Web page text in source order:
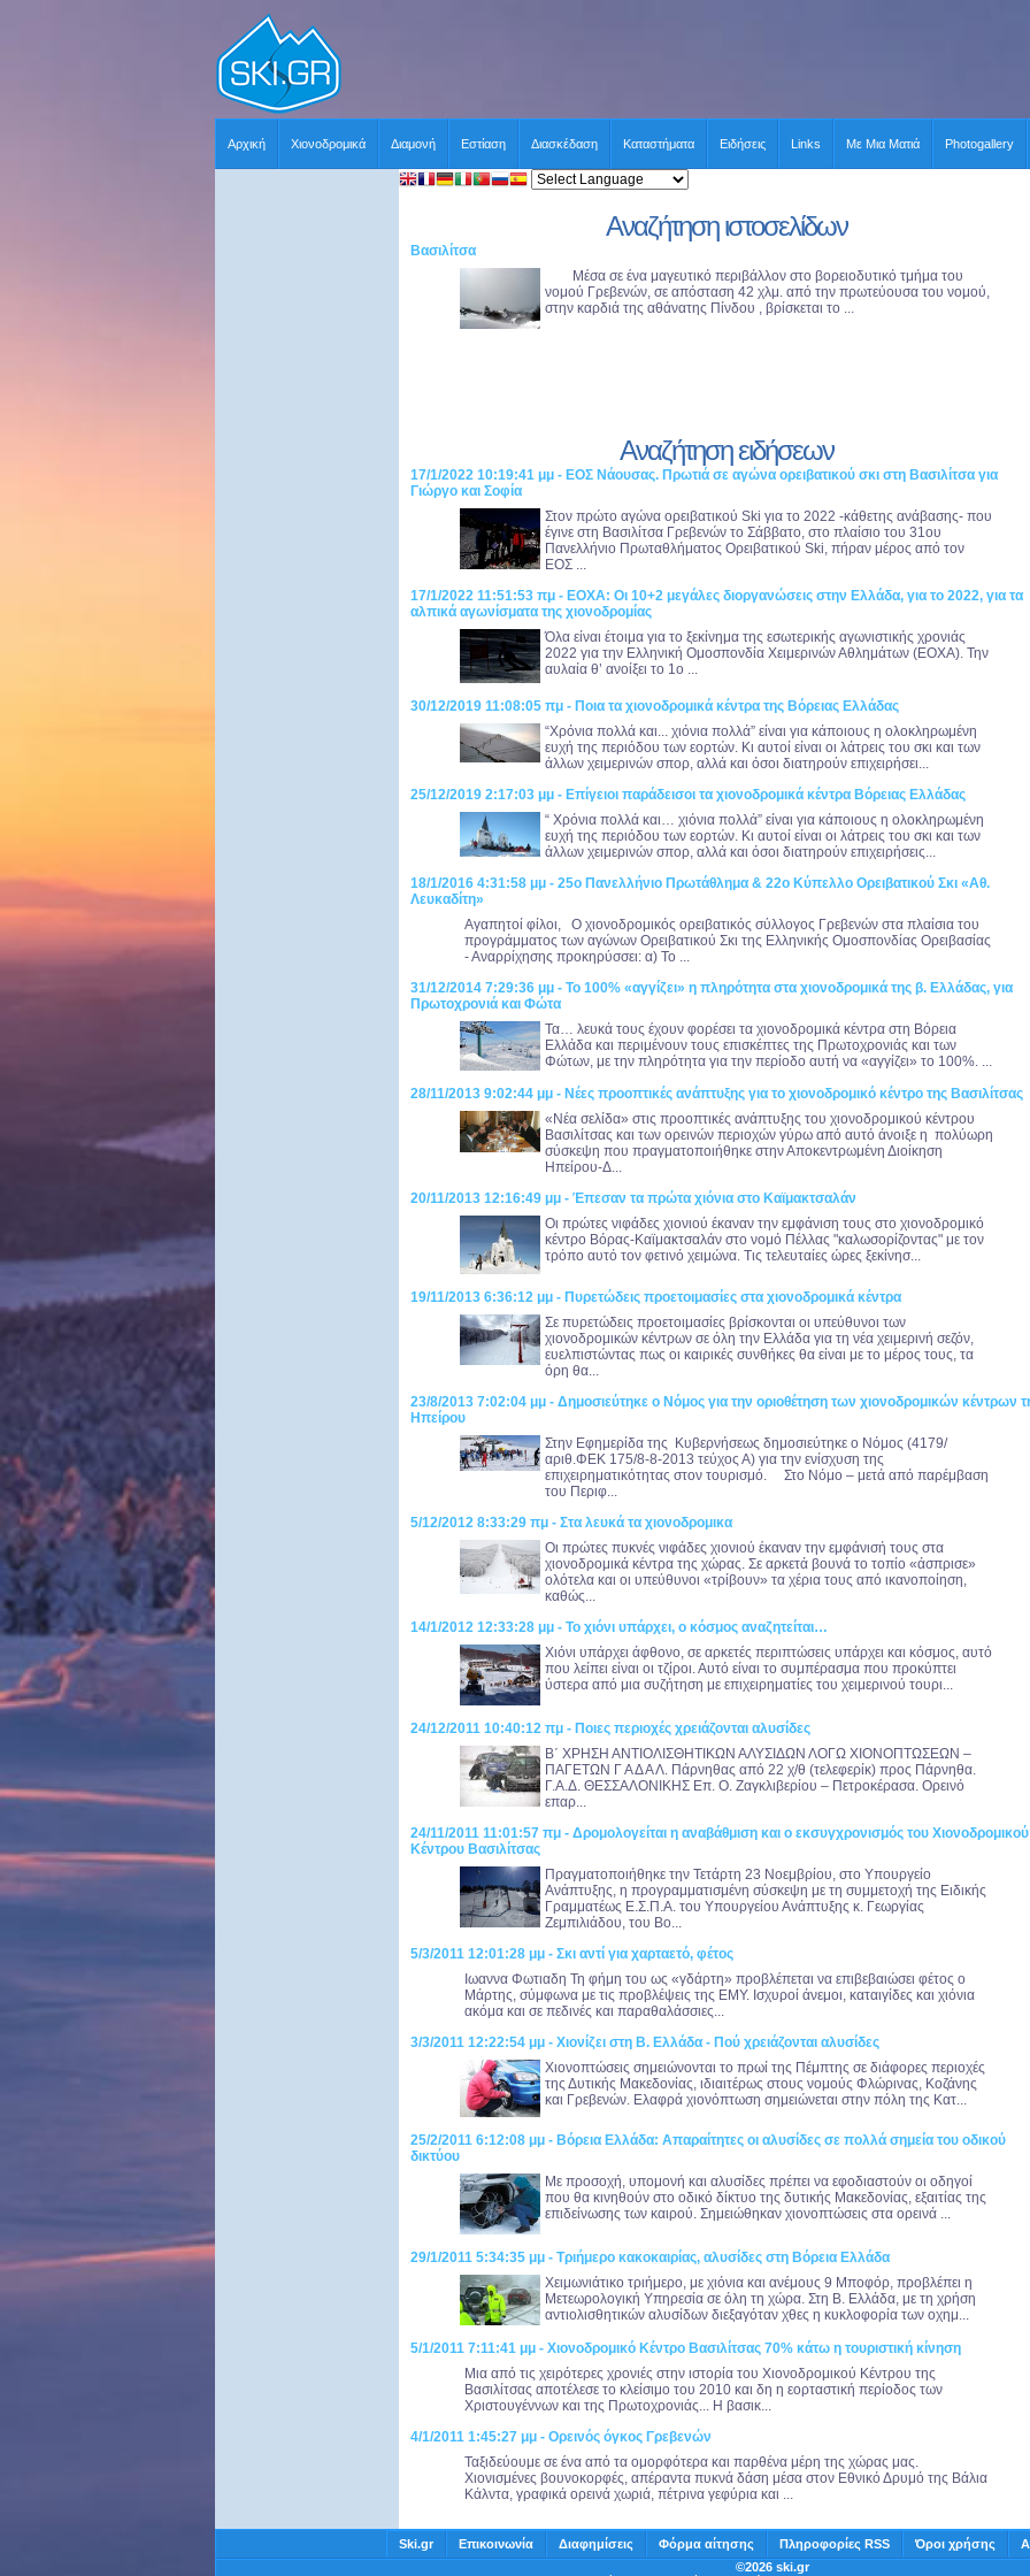
Αρχική Χιονοδρομικά Διαμονή Εστίαση Διασκέδαση Καταστήματα Ειδήσεις Links Με Μια Ματιά Photogallery
Αναζήτηση ιστοσελίδων
Βασιλίτσα
Μέσα σε ένα μαγευτικό περιβάλλον στο βορειοδυτικό τμήμα του
νομού Γρεβενών, σε απόσταση 42 χλμ. από την πρωτεύουσα του νομού,
στην καρδιά της αθάνατης Πίνδου , βρίσκεται το ...
Αναζήτηση ειδήσεων
17/1/2022 10:19:41 μμ - ΕΟΣ Νάουσας. Πρωτιά σε αγώνα ορειβατικού σκι στη Βασιλίτσα για
Γιώργο και Σοφία
Στον πρώτο αγώνα ορειβατικού Ski για το 2022 -κάθετης ανάβασης- που
έγινε στη Βασιλίτσα Γρεβενών το Σάββατο, στο πλαίσιο του 31ου
Πανελλήνιο Πρωταθλήματος Ορειβατικού Ski, πήραν μέρος από τον
ΕΟΣ ...
17/1/2022 11:51:53 πμ - ΕΟΧΑ: Οι 10+2 μεγάλες διοργανώσεις στην Ελλάδα, για το 2022, για τα
αλπικά αγωνίσματα της χιονοδρομίας
Όλα είναι έτοιμα για το ξεκίνημα της εσωτερικής αγωνιστικής χρονιάς
2022 για την Ελληνική Ομοσπονδία Χειμερινών Αθλημάτων (ΕΟΧΑ). Την
αυλαία θ’ ανοίξει το 1ο ...
30/12/2019 11:08:05 πμ - Ποια τα χιονοδρομικά κέντρα της Βόρειας Ελλάδας
“Χρόνια πολλά και... χιόνια πολλά” είναι για κάποιους η ολοκληρωμένη
ευχή της περιόδου των εορτών. Κι αυτοί είναι οι λάτρεις του σκι και των
άλλων χειμερινών σπορ, αλλά και όσοι διατηρούν επιχειρήσει...
25/12/2019 2:17:03 μμ - Επίγειοι παράδεισοι τα χιονοδρομικά κέντρα Βόρειας Ελλάδας
“ Χρόνια πολλά και… χιόνια πολλά” είναι για κάποιους η ολοκληρωμένη
ευχή της περιόδου των εορτών. Κι αυτοί είναι οι λάτρεις του σκι και των
άλλων χειμερινών σπορ, αλλά και όσοι διατηρούν επιχειρήσεις...
18/1/2016 4:31:58 μμ - 25ο Πανελλήνιο Πρωτάθλημα & 22ο Κύπελλο Ορειβατικού Σκι «Αθ.
Λευκαδίτη»
Αγαπητοί φίλοι, Ο χιονοδρομικός ορειβατικός σύλλογος Γρεβενών στα πλαίσια του
προγράμματος των αγώνων Ορειβατικού Σκι της Ελληνικής Ομοσπονδίας Ορειβασίας
- Αναρρίχησης προκηρύσσει: α) Το ...
31/12/2014 7:29:36 μμ - Το 100% «αγγίζει» η πληρότητα στα χιονοδρομικά της β. Ελλάδας, για
Πρωτοχρονιά και Φώτα
Τα… λευκά τους έχουν φορέσει τα χιονοδρομικά κέντρα στη Βόρεια
Ελλάδα και περιμένουν τους επισκέπτες της Πρωτοχρονιάς και των
Φώτων, με την πληρότητα για την περίοδο αυτή να «αγγίζει» το 100%. ...
28/11/2013 9:02:44 μμ - Νέες προοπτικές ανάπτυξης για το χιονοδρομικό κέντρο της Βασιλίτσας
«Νέα σελίδα» στις προοπτικές ανάπτυξης του χιονοδρομικού κέντρου
Βασιλίτσας και των ορεινών περιοχών γύρω από αυτό άνοιξε η πολύωρη
σύσκεψη που πραγματοποιήθηκε στην Αποκεντρωμένη Διοίκηση
Ηπείρου-Δ...
20/11/2013 12:16:49 μμ - Έπεσαν τα πρώτα χιόνια στο Καϊμακτσαλάν
Οι πρώτες νιφάδες χιονιού έκαναν την εμφάνιση τους στο χιονοδρομικό
κέντρο Βόρας-Καϊμακτσαλάν στο νομό Πέλλας "καλωσορίζοντας" με τον
τρόπο αυτό τον φετινό χειμώνα. Τις τελευταίες ώρες ξεκίνησ...
19/11/2013 6:36:12 μμ - Πυρετώδεις προετοιμασίες στα χιονοδρομικά κέντρα
Σε πυρετώδεις προετοιμασίες βρίσκονται οι υπεύθυνοι των
χιονοδρομικών κέντρων σε όλη την Ελλάδα για τη νέα χειμερινή σεζόν,
ευελπιστώντας πως οι καιρικές συνθήκες θα είναι με το μέρος τους, τα
όρη θα...
23/8/2013 7:02:04 μμ - Δημοσιεύτηκε ο Νόμος για την οριοθέτηση των χιονοδρομικών κέντρων
Ηπείρου
Στην Εφημερίδα της Κυβερνήσεως δημοσιεύτηκε ο Νόμος (4179/
αριθ.ΦΕΚ 175/8-8-2013 τεύχος Α) για την ενίσχυση της
επιχειρηματικότητας στον τουρισμό. Στο Νόμο – μετά από παρέμβαση
του Περιφ...
5/12/2012 8:33:29 πμ - Στα λευκά τα χιονοδρομικα
Οι πρώτες πυκνές νιφάδες χιονιού έκαναν την εμφάνισή τους στα
χιονοδρομικά κέντρα της χώρας. Σε αρκετά βουνά το τοπίο «άσπρισε»
ολότελα και οι υπεύθυνοι «τρίβουν» τα χέρια τους από ικανοποίηση,
καθώς...
14/1/2012 12:33:28 μμ - Το χιόνι υπάρχει, ο κόσμος αναζητείται…
Χιόνι υπάρχει άφθονο, σε αρκετές περιπτώσεις υπάρχει και κόσμος, αυτό
που λείπει είναι οι τζίροι. Αυτό είναι το συμπέρασμα που προκύπτει
ύστερα από μια συζήτηση με επιχειρηματίες του χειμερινού τουρι...
24/12/2011 10:40:12 πμ - Ποιες περιοχές χρειάζονται αλυσίδες
Β΄ ΧΡΗΣΗ ΑΝΤΙΟΛΙΣΘΗΤΙΚΩΝ ΑΛΥΣΙΔΩΝ ΛΟΓΩ ΧΙΟΝΟΠΤΩΣΕΩΝ –
ΠΑΓΕΤΩΝ Γ Α Δ Α Λ. Πάρνηθας από 22 χ/θ (τελεφερίκ) προς Πάρνηθα.
Γ.Α.Δ. ΘΕΣΣΑΛΟΝΙΚΗΣ Επ. Ο. Ζαγκλιβερίου – Πετροκέρασα. Ορεινό
επαρ...
24/11/2011 11:01:57 πμ - Δρομολογείται η αναβάθμιση και ο εκσυγχρονισμός του Χιονοδρομικού
Κέντρου Βασιλίτσας
Πραγματοποιήθηκε την Τετάρτη 23 Νοεμβρίου, στο Υπουργείο
Ανάπτυξης, η προγραμματισμένη σύσκεψη με τη συμμετοχή της Ειδικής
Γραμματέως Ε.Σ.Π.Α. του Υπουργείου Ανάπτυξης κ. Γεωργίας
Ζεμπιλιάδου, του Βο...
5/3/2011 12:01:28 μμ - Σκι αντί για χαρταετό, φέτος
Ιωαννα Φωτιαδη Τη φήμη του ως «γδάρτη» προβλέπεται να επιβεβαιώσει φέτος ο
Μάρτης, σύμφωνα με τις προβλέψεις της ΕΜΥ. Ισχυροί άνεμοι, καταιγίδες και χιόνια
ακόμα και σε πεδινές και παραθαλάσσιες...
3/3/2011 12:22:54 μμ - Χιονίζει στη Β. Ελλάδα - Πού χρειάζονται αλυσίδες
Χιονοπτώσεις σημειώνονται το πρωί της Πέμπτης σε διάφορες περιοχές
της Δυτικής Μακεδονίας, ιδιαιτέρως στους νομούς Φλώρινας, Κοζάνης
και Γρεβενών. Ελαφρά χιονόπτωση σημειώνεται στην πόλη της Κατ...
25/2/2011 6:12:08 μμ - Βόρεια Ελλάδα: Απαραίτητες οι αλυσίδες σε πολλά σημεία του οδικού
δικτύου
Με προσοχή, υπομονή και αλυσίδες πρέπει να εφοδιαστούν οι οδηγοί
που θα κινηθούν στο οδικό δίκτυο της δυτικής Μακεδονίας, εξαιτίας της
επιδείνωσης των καιρού. Σημειώθηκαν χιονοπτώσεις στα ορεινά ...
29/1/2011 5:34:35 μμ - Τριήμερο κακοκαιρίας, αλυσίδες στη Βόρεια Ελλάδα
Χειμωνιάτικο τριήμερο, με χιόνια και ανέμους 9 Μποφόρ, προβλέπει η
Μετεωρολογική Υπηρεσία σε όλη τη χώρα. Στη Β. Ελλάδα, με τη χρήση
αντιολισθητικών αλυσίδων διεξαγόταν χθες η κυκλοφορία των οχημ...
5/1/2011 7:11:41 μμ - Χιονοδρομικό Κέντρο Βασιλίτσας 70% κάτω η τουριστική κίνηση
Μια από τις χειρότερες χρονιές στην ιστορία του Χιονοδρομικού Κέντρου της
Βασιλίτσας αποτέλεσε το κλείσιμο του 2010 και δη η εορταστική περίοδος των
Χριστουγέννων και της Πρωτοχρονιάς... Η βασικ...
4/1/2011 1:45:27 μμ - Ορεινός όγκος Γρεβενών
Ταξιδεύουμε σε ένα από τα ομορφότερα και παρθένα μέρη της χώρας μας.
Χιονισμένες βουνοκορφές, απέραντα πυκνά δάση μέσα στον Εθνικό Δρυμό της Βάλια
Κάλντα, γραφικά ορεινά χωριά, πέτρινα γεφύρια και ...
Ski.gr Επικοινωνία Διαφημίσεις Φόρμα αίτησης Πληροφορίες RSS Όροι χρήσης
©2026 ski.gr